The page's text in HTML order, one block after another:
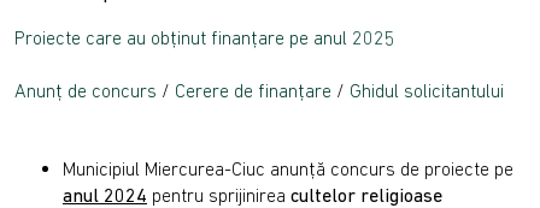
Proiecte care au obținut finanțare pe anul 2025
Anunț de concurs / Cerere de finanțare / Ghidul solicitantului
Municipiul Miercurea-Ciuc anunţă concurs de proiecte pe
anul 2024 pentru sprijinirea cultelor religioase